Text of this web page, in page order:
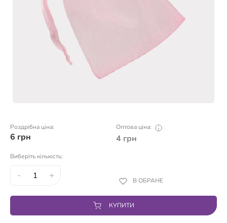
Роздрібна ціна:
6 грн
Оптова ціна:
4 грн
Виберіть кількість:
- + В ОБРАНЕ
КУПИТИ